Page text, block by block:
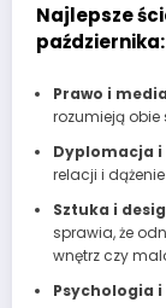
Najlepsze
października:
Prawo i
rozumieją obie
Dyplomacja
relacji i
Sztuka i
sprawia, że
wnętrz czy
Psychologia